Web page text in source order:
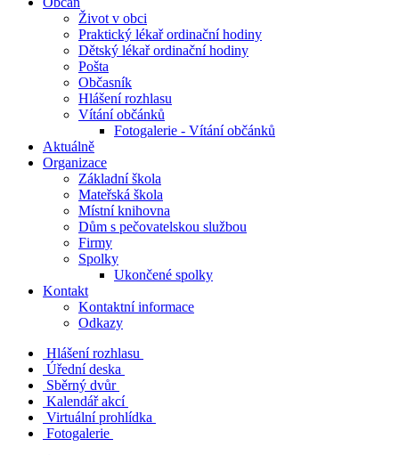
Život v obci
Praktický lékař ordinační hodiny
Dětský lékař ordinační hodiny
Pošta
Občasník
Hlášení rozhlasu
Vítání občánků
Fotogalerie - Vítání občánků
Aktuálně
Organizace
Základní škola
Mateřská škola
Místní knihovna
Dům s pečovatelskou službou
Firmy
Spolky
Ukončené spolky
Kontakt
Kontaktní informace
Odkazy
Hlášení rozhlasu
Úřední deska
Sběrný dvůr
Kalendář akcí
Virtuální prohlídka
Fotogalerie